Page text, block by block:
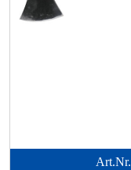
Art.Nr.